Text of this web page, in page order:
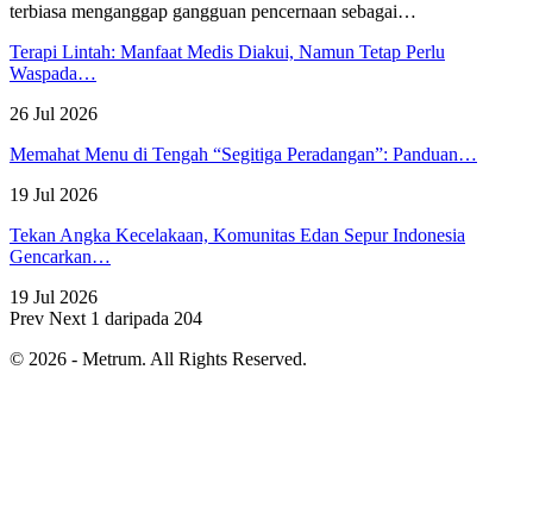
terbiasa menganggap gangguan pencernaan sebagai…
Terapi Lintah: Manfaat Medis Diakui, Namun Tetap Perlu
Waspada…
26 Jul 2026
Memahat Menu di Tengah “Segitiga Peradangan”: Panduan…
19 Jul 2026
Tekan Angka Kecelakaan, Komunitas Edan Sepur Indonesia
Gencarkan…
19 Jul 2026
Prev Next 1 daripada 204
© 2026 - Metrum. All Rights Reserved.